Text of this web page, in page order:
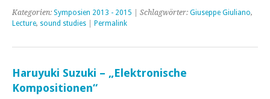
Kategorien: Symposien 2013 - 2015 | Schlagwörter: Giuseppe Giuliano,
Lecture, sound studies Permalink
Haruyuki Suzuki – „Elektronische
Kompositionen“